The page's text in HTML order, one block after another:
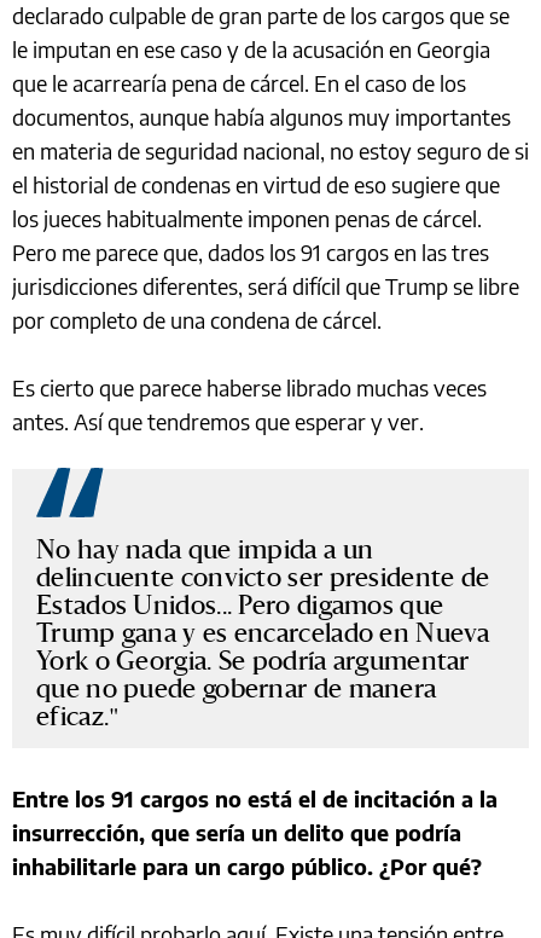
declarado culpable de gran parte de los cargos que se
le imputan en ese caso y de la acusación en Georgia
que le acarrearía pena de cárcel. En el caso de los
documentos, aunque había algunos muy importantes
en materia de seguridad nacional, no estoy seguro de si
el historial de condenas en virtud de eso sugiere que
los jueces habitualmente imponen penas de cárcel.
Pero me parece que, dados los 91 cargos en las tres
jurisdicciones diferentes, será difícil que Trump se libre
por completo de una condena de cárcel.
Es cierto que parece haberse librado muchas veces
antes. Así que tendremos que esperar y ver.
No hay nada que impida a un
delincuente convicto ser presidente de
Estados Unidos... Pero digamos que
Trump gana y es encarcelado en Nueva
York o Georgia. Se podría argumentar
que no puede gobernar de manera
eficaz.
Entre los 91 cargos no está el de incitación a la
insurrección, que sería un delito que podría
inhabilitarle para un cargo público. ¿Por qué?